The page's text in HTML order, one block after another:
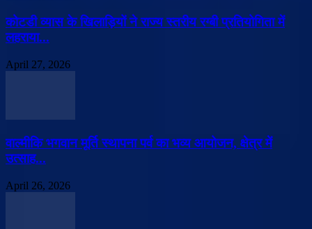
कोटडी व्यास के खिलाड़ियों ने राज्य स्तरीय रग्बी प्रतियोगिता में
लहराया...
April 27, 2026
वाल्मीकि भगवान मूर्ति स्थापना पर्व का भव्य आयोजन, क्षेत्र में
उत्साह...
April 26, 2026